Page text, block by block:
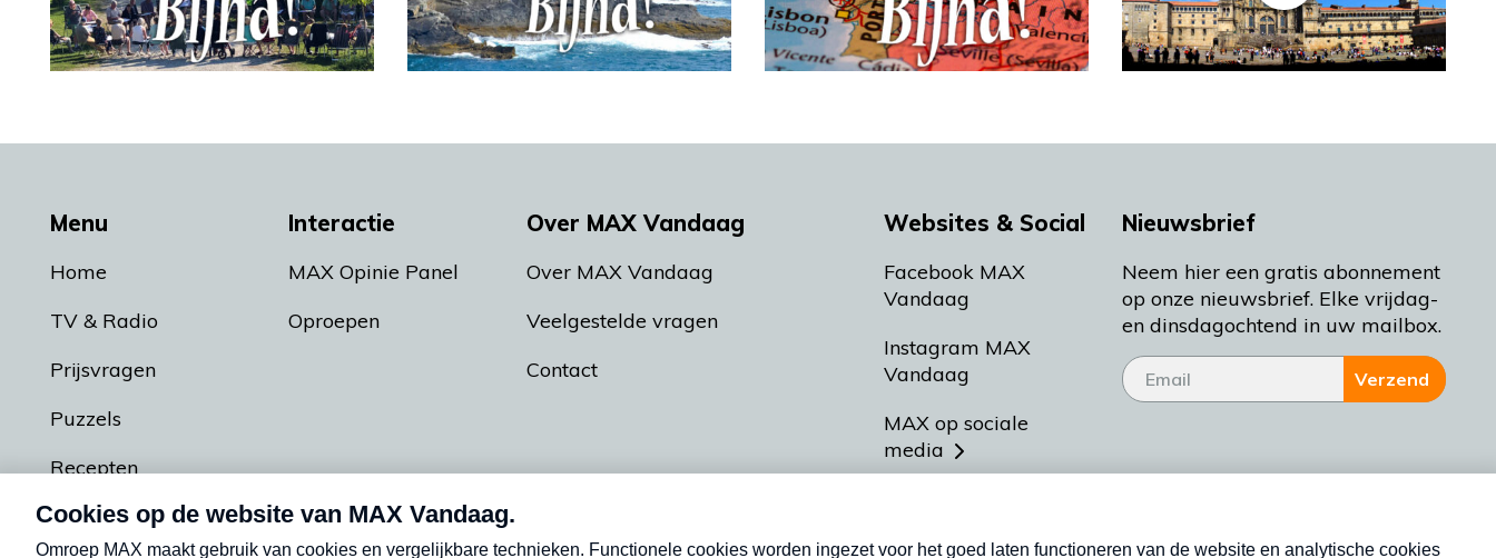
Menu
Home
TV & Radio
Prijsvragen
Puzzels
Recepten
Podcasts
Interactie
MAX Opinie Panel
Oproepen
Over MAX Vandaag
Over MAX Vandaag
Veelgestelde vragen
Contact
Websites & Social
Facebook MAX
Vandaag
Instagram MAX
Vandaag
MAX op sociale
media
Meldpunt Actueel
Nieuwsbrief
Neem hier een gratis abonnement
op onze nieuwsbrief. Elke vrijdag-
en dinsdagochtend in uw mailbox.
Verzend